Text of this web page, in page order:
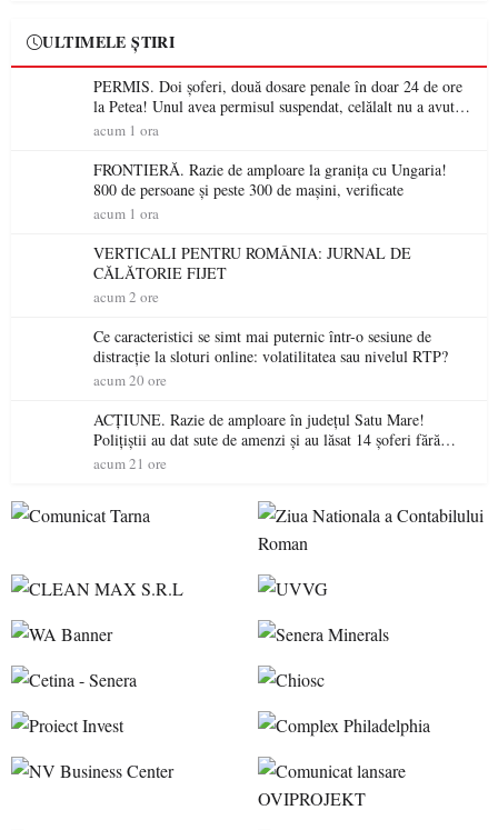
ULTIMELE ȘTIRI
PERMIS. Doi șoferi, două dosare penale în doar 24 de ore
la Petea! Unul avea permisul suspendat, celălalt nu a avut
niciodată permis
acum 1 ora
FRONTIERĂ. Razie de amploare la granița cu Ungaria!
800 de persoane și peste 300 de mașini, verificate
acum 1 ora
VERTICALI PENTRU ROMÂNIA: JURNAL DE
CĂLĂTORIE FIJET
acum 2 ore
Ce caracteristici se simt mai puternic într-o sesiune de
distracție la sloturi online: volatilitatea sau nivelul RTP?
acum 20 ore
ACȚIUNE. Razie de amploare în județul Satu Mare!
Polițiștii au dat sute de amenzi și au lăsat 14 șoferi fără
permis într-o singură zi
acum 21 ore